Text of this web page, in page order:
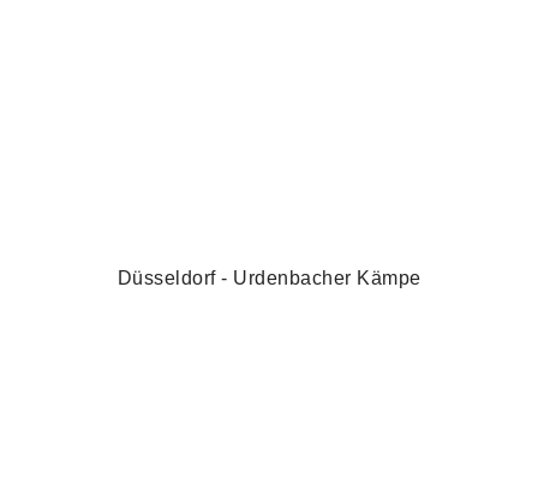
Düsseldorf - Urdenbacher Kämpe